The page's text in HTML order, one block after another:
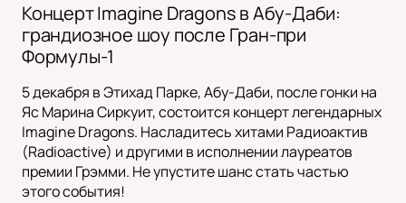
Концерт Imagine Dragons в Абу-Даби:
грандиозное шоу после Гран-при
Формулы-1
5 декабря в Этихад Парке, Абу-Даби, после гонки на
Яс Марина Сиркуит, состоится концерт легендарных
Imagine Dragons. Насладитесь хитами Радиоактив
(Radioactive) и другими в исполнении лауреатов
премии Грэмми. Не упустите шанс стать частью
этого события!